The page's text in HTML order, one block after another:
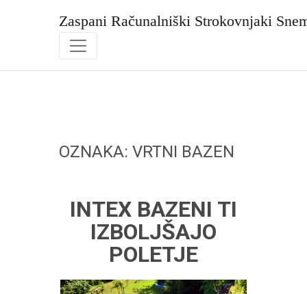
Zaspani Računalniški Strokovnjaki
OZNAKA: VRTNI BAZEN
INTEX BAZENI TI
IZBOLJŠAJO
POLETJE